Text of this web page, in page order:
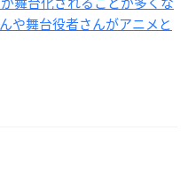
や舞台役者さんがアニメと